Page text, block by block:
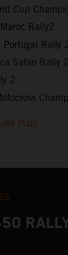
Cup
Rally2
Portugal Rally
Safari Rally 2
2
LIRE PLUS